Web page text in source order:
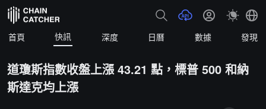
首頁 快訊 深度 日曆 數據 發現
道瓊斯指數收盤上漲 43.21 點，標普 500 和納
斯達克均上漲